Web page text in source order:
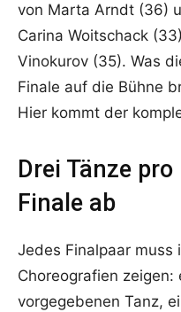
von Marta Arndt (36)
Carina Woitschack
Vinokurov (35). Was
Finale auf die Bühne
Hier kommt der
Drei Tänze
Finale ab
Jedes Finalpaar muss
Choreografien zeigen:
vorgegebenen Tanz,